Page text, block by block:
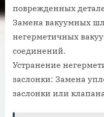
поврежденных
Замена вакуумных
негерметичных
соединений.
Устранение
заслонки: Замена
заслонки или